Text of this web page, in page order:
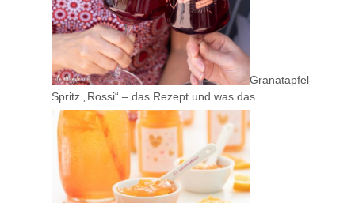
Granatapfel-
Spritz „Rossi“ – das Rezept und was das…